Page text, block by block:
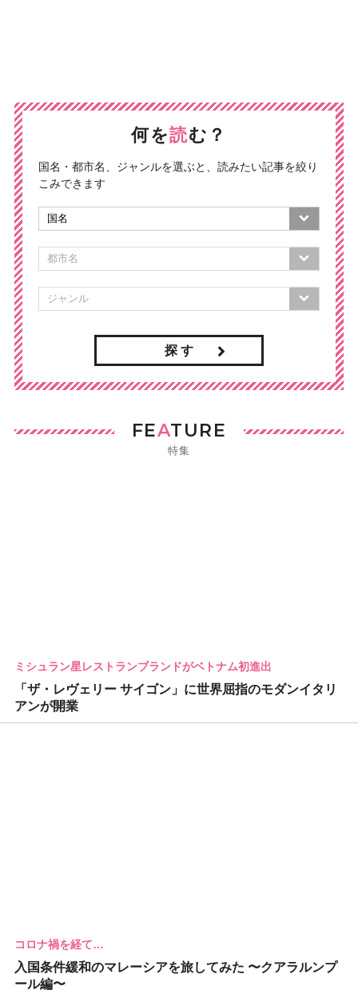
何を読む？
国名・都市名、ジャンルを選ぶと、読みたい記事を絞り
こみできます
探 す
FEATURE
特集
ミシュラン星レストランブランドがベトナム初進出
「ザ・レヴェリー サイゴン」に世界屈指のモダンイタリ
アンが開業
コロナ禍を経て…
入国条件緩和のマレーシアを旅してみた 〜クアラルンプ
ール編〜